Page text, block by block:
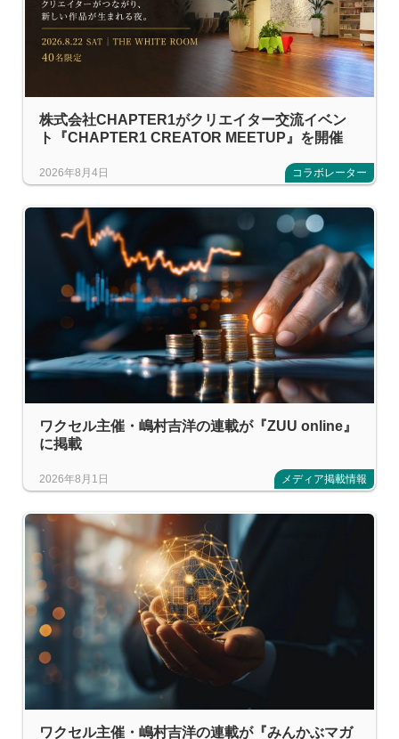
株式会社CHAPTER1がクリエイター交流イベン
ト『CHAPTER1 CREATOR MEETUP』を開催
2026年8月4日 コラボレーター
ワクセル主催・嶋村吉洋の連載が『ZUU online』
に掲載
2026年8月1日 メディア掲載情報
ワクセル主催・嶋村吉洋の連載が『みんかぶマガ